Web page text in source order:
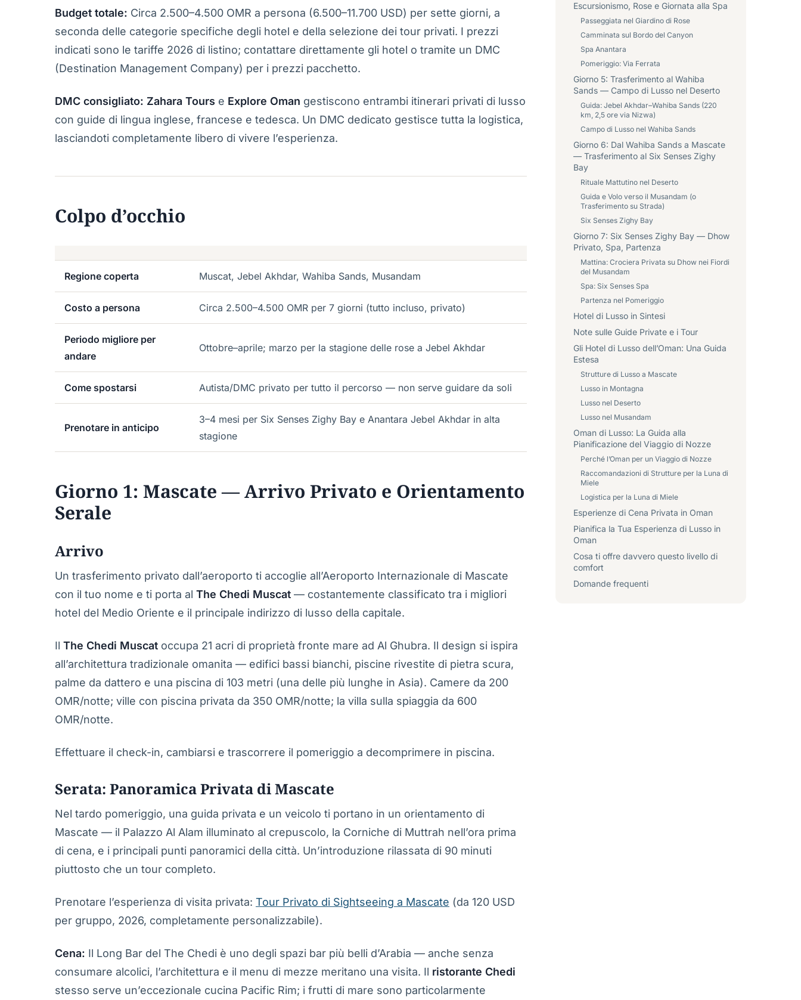
Budget totale: Circa 2.500–4.500 OMR a persona (6.500–11.700 USD) per sette giorni, a
seconda delle categorie specifiche degli hotel e della selezione dei tour privati. I prezzi
indicati sono le tariffe 2026 di listino; contattare direttamente gli hotel o tramite un DMC
(Destination Management Company) per i prezzi pacchetto.
DMC consigliato: Zahara Tours e Explore Oman gestiscono entrambi itinerari privati di lusso
con guide di lingua inglese, francese e tedesca. Un DMC dedicato gestisce tutta la logistica,
lasciandoti completamente libero di vivere l’esperienza.
Colpo d’occhio
Regione coperta Muscat, Jebel Akhdar, Wahiba Sands, Musandam
Costo a persona Circa 2.500–4.500 OMR per 7 giorni (tutto incluso, privato)
Periodo migliore per
andare
Ottobre–aprile; marzo per la stagione delle rose a Jebel Akhdar
Come spostarsi Autista/DMC privato per tutto il percorso — non serve guidare da soli
Prenotare in anticipo
3–4 mesi per Six Senses Zighy Bay e Anantara Jebel Akhdar in alta
stagione
Giorno 1: Mascate — Arrivo Privato e Orientamento
Serale
Arrivo
Un trasferimento privato dall’aeroporto ti accoglie all’Aeroporto Internazionale di Mascate
con il tuo nome e ti porta al The Chedi Muscat — costantemente classificato tra i migliori
hotel del Medio Oriente e il principale indirizzo di lusso della capitale.
Il The Chedi Muscat occupa 21 acri di proprietà fronte mare ad Al Ghubra. Il design si ispira
all’architettura tradizionale omanita — edifici bassi bianchi, piscine rivestite di pietra scura,
palme da dattero e una piscina di 103 metri (una delle più lunghe in Asia). Camere da 200
OMR/notte; ville con piscina privata da 350 OMR/notte; la villa sulla spiaggia da 600
OMR/notte.
Effettuare il check-in, cambiarsi e trascorrere il pomeriggio a decomprimere in piscina.
Serata: Panoramica Privata di Mascate
Nel tardo pomeriggio, una guida privata e un veicolo ti portano in un orientamento di
Mascate — il Palazzo Al Alam illuminato al crepuscolo, la Corniche di Muttrah nell’ora prima
di cena, e i principali punti panoramici della città. Un’introduzione rilassata di 90 minuti
piuttosto che un tour completo.
Prenotare l’esperienza di visita privata: Tour Privato di Sightseeing a Mascate (da 120 USD
per gruppo, 2026, completamente personalizzabile).
Cena: Il Long Bar del The Chedi è uno degli spazi bar più belli d’Arabia — anche senza
consumare alcolici, l’architettura e il menu di mezze meritano una visita. Il ristorante Chedi
stesso serve un’eccezionale cucina Pacific Rim; i frutti di mare sono particolarmente
Escursionismo, Rose e Giornata alla Spa
Passeggiata nel Giardino di Rose
Camminata sul Bordo del Canyon
Spa Anantara
Pomeriggio: Via Ferrata
Giorno 5: Trasferimento al Wahiba
Sands — Campo di Lusso nel Deserto
Guida: Jebel Akhdar–Wahiba Sands (220
km, 2,5 ore via Nizwa)
Campo di Lusso nel Wahiba Sands
Giorno 6: Dal Wahiba Sands a Mascate
— Trasferimento al Six Senses Zighy
Bay
Rituale Mattutino nel Deserto
Guida e Volo verso il Musandam (o
Trasferimento su Strada)
Six Senses Zighy Bay
Giorno 7: Six Senses Zighy Bay — Dhow
Privato, Spa, Partenza
Mattina: Crociera Privata su Dhow nei Fiordi
del Musandam
Spa: Six Senses Spa
Partenza nel Pomeriggio
Hotel di Lusso in Sintesi
Note sulle Guide Private e i Tour
Gli Hotel di Lusso dell’Oman: Una Guida
Estesa
Strutture di Lusso a Mascate
Lusso in Montagna
Lusso nel Deserto
Lusso nel Musandam
Oman di Lusso: La Guida alla
Pianificazione del Viaggio di Nozze
Perché l’Oman per un Viaggio di Nozze
Raccomandazioni di Strutture per la Luna di
Miele
Logistica per la Luna di Miele
Esperienze di Cena Privata in Oman
Pianifica la Tua Esperienza di Lusso in
Oman
Cosa ti offre davvero questo livello di
comfort
Domande frequenti